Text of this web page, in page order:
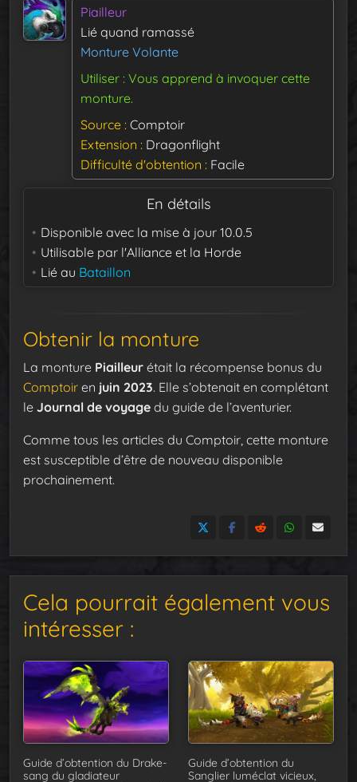
Piailleur
Lié quand ramassé
Monture Volante
Utiliser : Vous apprend à invoquer cette
monture.
Source Comptoir
Extension
Dragonflight
Difficulté d'obtention
Facile
En détails
Disponible avec la mise à jour 10.0.5
Utilisable par l'Alliance et la Horde
Lié au Bataillon
Obtenir la monture
La monture Piailleur était la récompense bonus du
Comptoir en juin 2023. Elle s’obtenait en complétant
le Journal de voyage du guide de l’aventurier.
Comme tous les articles du Comptoir, cette monture
est susceptible d’être de nouveau disponible
prochainement.
Cela pourrait également vous
intéresser :
Guide d’obtention du Drake-
sang du gladiateur
Guide d’obtention du
Sanglier luméclat vicieux,